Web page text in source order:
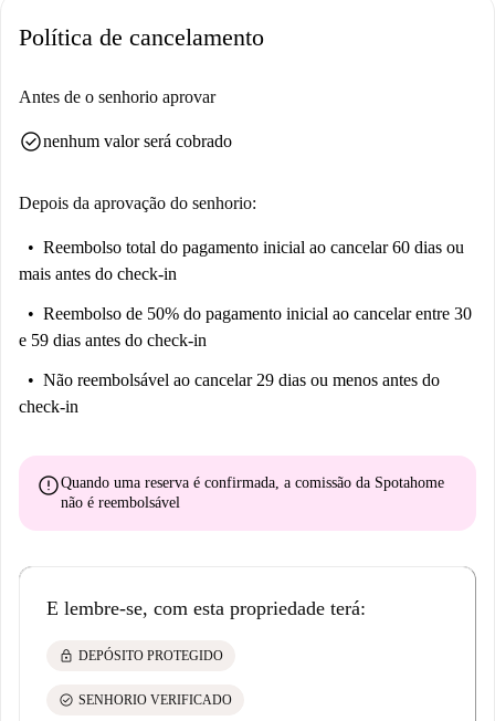
Política de cancelamento
Antes de o senhorio aprovar
check_circlenenhum valor será cobrado
Depois da aprovação do senhorio:
Reembolso total do pagamento inicial ao cancelar 60 dias ou
mais antes do check-in
Reembolso de 50% do pagamento inicial ao cancelar entre 30
e 59 dias antes do check-in
Não reembolsável ao cancelar 29 dias ou menos antes do
check-in
errorQuando uma reserva é confirmada, a comissão da Spotahome
não é reembolsável
E lembre-se, com esta propriedade terá:
lock DEPÓSITO PROTEGIDO
check_circle SENHORIO VERIFICADO